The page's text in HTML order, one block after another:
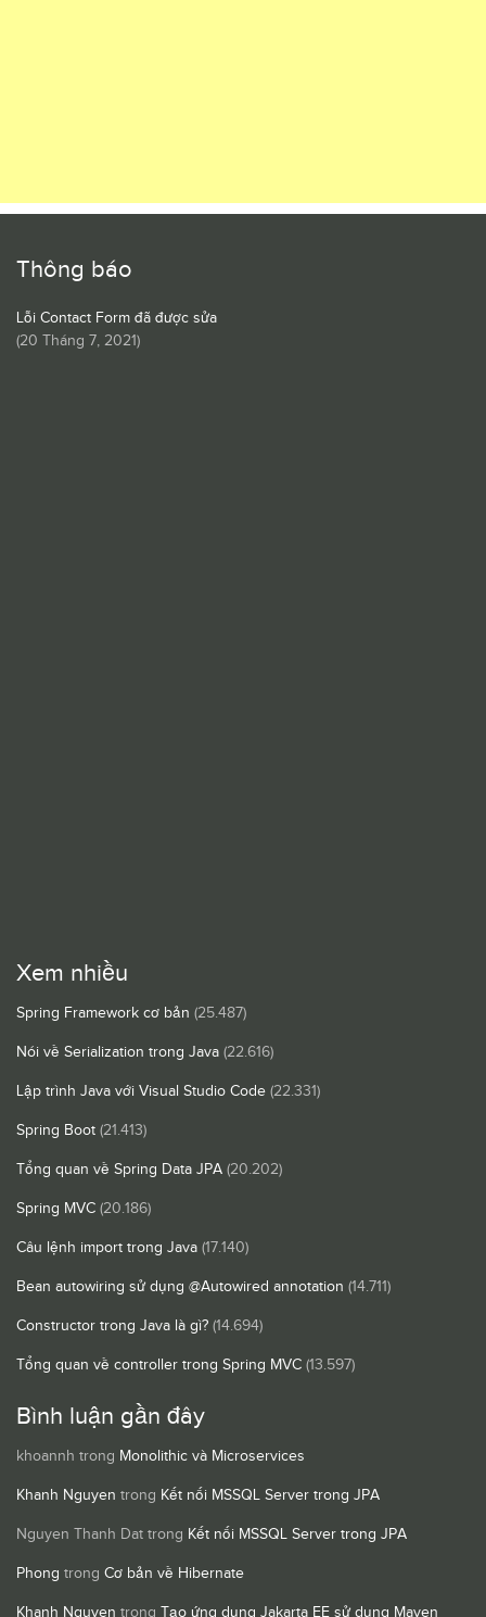
Thông báo
Lỗi Contact Form đã được sửa
(20 Tháng 7, 2021)
Xem nhiều
Spring Framework cơ bản (25.487)
Nói về Serialization trong Java (22.616)
Lập trình Java với Visual Studio Code (22.331)
Spring Boot (21.413)
Tổng quan về Spring Data JPA (20.202)
Spring MVC (20.186)
Câu lệnh import trong Java (17.140)
Bean autowiring sử dụng @Autowired annotation (14.711)
Constructor trong Java là gì? (14.694)
Tổng quan về controller trong Spring MVC (13.597)
Bình luận gần đây
khoannh trong Monolithic và Microservices
Khanh Nguyen trong Kết nối MSSQL Server trong JPA
Nguyen Thanh Dat trong Kết nối MSSQL Server trong JPA
Phong trong Cơ bản về Hibernate
Khanh Nguyen trong Tạo ứng dụng Jakarta EE sử dụng Maven